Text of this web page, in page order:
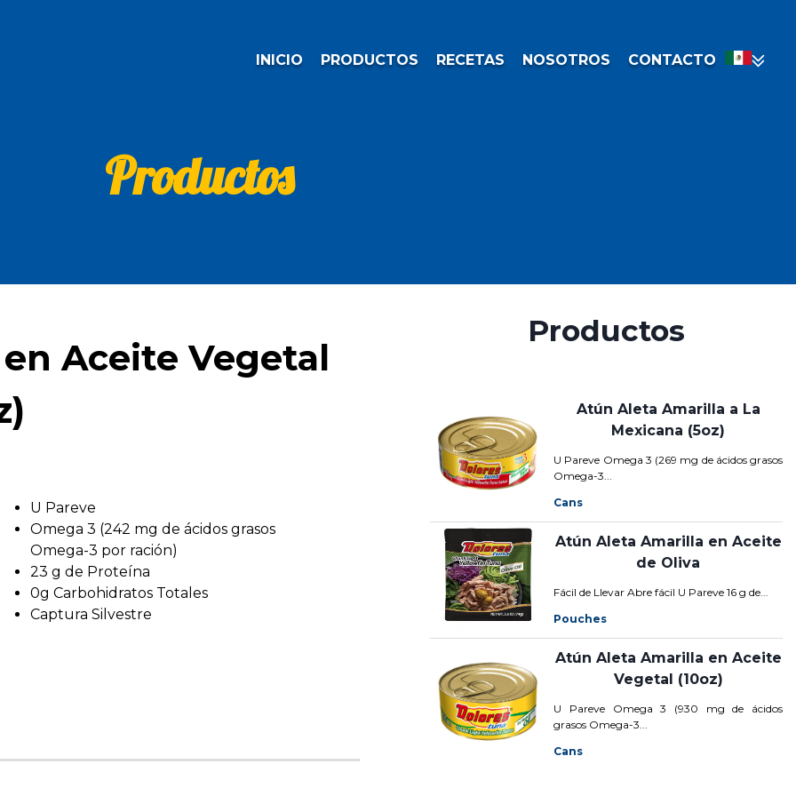
INICIO PRODUCTOS RECETAS NOSOTROS CONTACTO
Productos
Aceite Vegetal
U Pareve
Omega 3 (242 mg de ácidos grasos
Omega-3 por ración)
23 g de Proteína
0g Carbohidratos Totales
Captura Silvestre
Productos
Atún Aleta Amarilla a La
Mexicana (5oz)
U Pareve Omega 3 (269 mg de ácidos grasos
Omega-3...
Cans
Atún Aleta Amarilla en Aceite
de Oliva
Fácil de Llevar Abre fácil U Pareve 16 g de...
Pouches
Atún Aleta Amarilla en Aceite
Vegetal (10oz)
U Pareve Omega 3 (930 mg de ácidos
grasos Omega-3...
Cans